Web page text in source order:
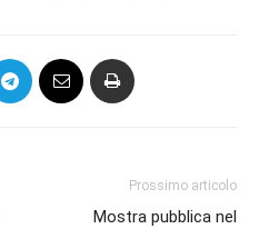
Prossimo articolo
Mostra pubblica nel